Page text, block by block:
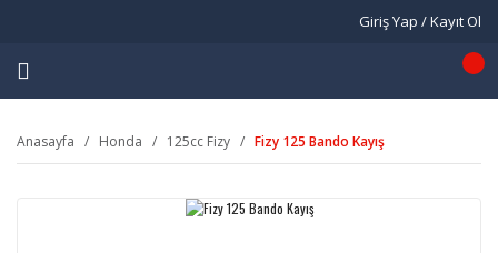
Giriş Yap / Kayıt Ol
Anasayfa Honda 125cc Fizy Fizy 125 Bando Kayış